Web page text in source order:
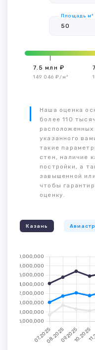
Площадь м²
7.5 млн ₽
149 046 ₽/м²
Наша оценка
более 110
указанного
такие
стен, наличие
постройки, а
завышенной
чтобы
оценку.
Казань